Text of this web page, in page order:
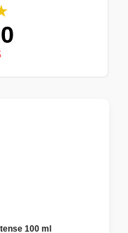
100 ml